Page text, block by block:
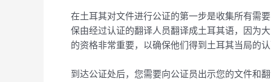
在土耳其对文件进行公证的第一步是收集所有需
保由经过认证的翻译人员翻译成土耳其语，因为
的资格非常重要，以确保他们得到土耳其当局的
到达公证处后，您需要向公证员出示您的文件和